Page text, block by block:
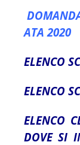
ATA 2020
ELENCO
ELENCO
ELENCO
DOVE SI